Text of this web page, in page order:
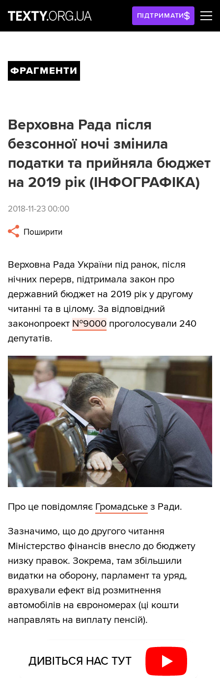
ПІДТРИМАТИ
ФРАГМЕНТИ
Верховна Рада після
безсонної ночі змінила
податки та прийняла бюджет
на 2019 рік (ІНФОГРАФІКА)
2018-11-23 00:00
Поширити
Верховна Рада України під ранок, після
нічних перерв, підтримала закон про
державний бюджет на 2019 рік у другому
читанні та в цілому. За відповідний
законопроект №9000 проголосували 240
депутатів.
Про це повідомляє Громадське з Ради.
Зазначимо, що до другого читання
Міністерство фінансів внесло до бюджету
низку правок. Зокрема, там збільшили
видатки на оборону, парламент та уряд,
врахували ефект від розмитнення
автомобілів на єврономерах (ці кошти
направлять на виплату пенсій).
ДИВІТЬСЯ НАС ТУТ